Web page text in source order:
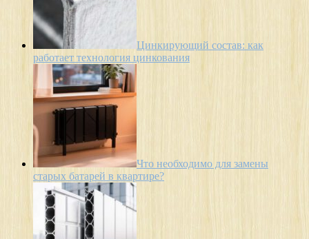
Цинкирующий состав: как
работает технология цинкования
Что необходимо для замены
старых батарей в квартире?